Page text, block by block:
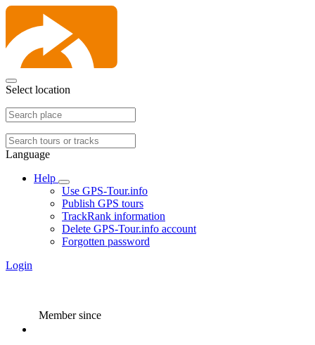
Select location
Language
Help
Use GPS-Tour.info
Publish GPS tours
TrackRank information
Delete GPS-Tour.info account
Forgotten password
Login
Member since